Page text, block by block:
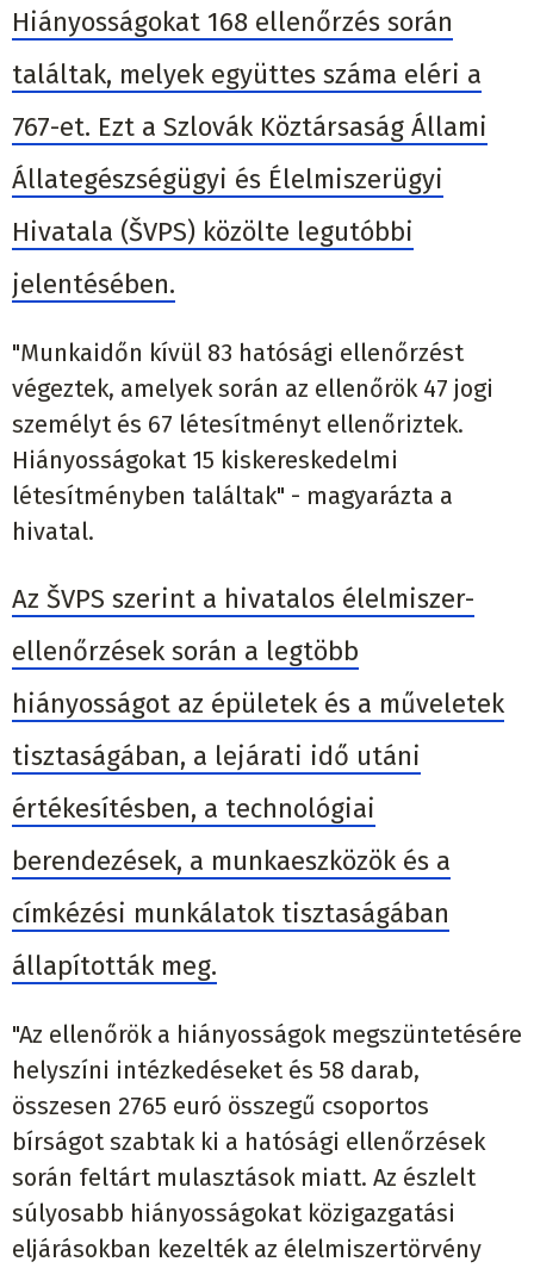
Hiányosságokat 168 ellenőrzés során
találtak, melyek együttes száma eléri a
767-et. Ezt a Szlovák Köztársaság Állami
Állategészségügyi és Élelmiszerügyi
Hivatala (ŠVPS) közölte legutóbbi
jelentésében.
"Munkaidőn kívül 83 hatósági ellenőrzést
végeztek, amelyek során az ellenőrök 47 jogi
személyt és 67 létesítményt ellenőriztek.
Hiányosságokat 15 kiskereskedelmi
létesítményben találtak" - magyarázta a
hivatal.
Az ŠVPS szerint a hivatalos élelmiszer-
ellenőrzések során a legtöbb
hiányosságot az épületek és a műveletek
tisztaságában, a lejárati idő utáni
értékesítésben, a technológiai
berendezések, a munkaeszközök és a
címkézési munkálatok tisztaságában
állapították meg.
"Az ellenőrök a hiányosságok megszüntetésére
helyszíni intézkedéseket és 58 darab,
összesen 2765 euró összegű csoportos
bírságot szabtak ki a hatósági ellenőrzések
során feltárt mulasztások miatt. Az észlelt
súlyosabb hiányosságokat közigazgatási
eljárásokban kezelték az élelmiszertörvény